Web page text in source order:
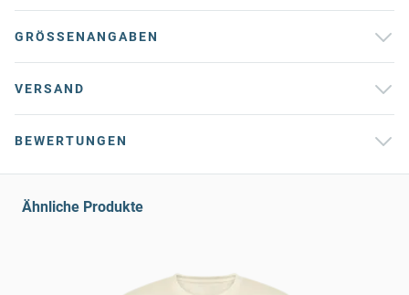
GRÖSSENANGABEN
VERSAND
BEWERTUNGEN
Ähnliche Produkte